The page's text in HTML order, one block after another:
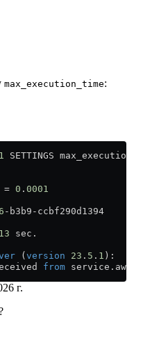
max_execution_time:
SETTINGS
= 0 . 0001
- b3b9 - ccbf290d1394
sec.
(version 23 . 5 . 1 ):
from service . aws
г.